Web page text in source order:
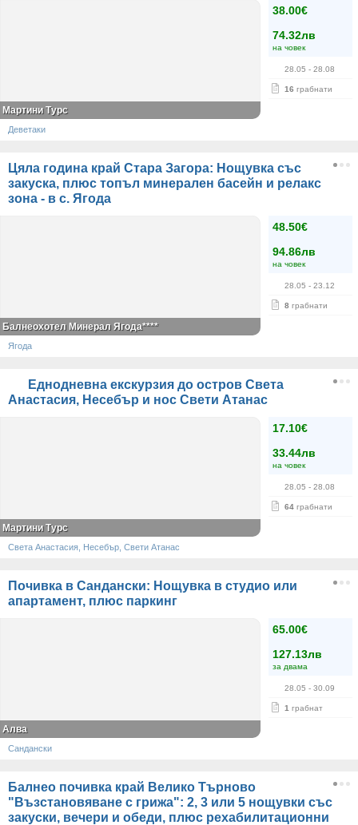
38.00€
74.32лв
на човек
28.05 - 28.08
16 грабнати
Мартини Турс
Деветаки
Цяла година край Стара Загора: Нощувка със
закуска, плюс топъл минерален басейн и релакс
зона - в с. Ягода
48.50€
94.86лв
на човек
28.05 - 23.12
8 грабнати
Балнеохотел Минерал Ягода****
Ягода
Еднодневна екскурзия до остров Света
Анастасия, Несебър и нос Свети Атанас
17.10€
33.44лв
на човек
28.05 - 28.08
64 грабнати
Мартини Турс
Света Анастасия, Несебър, Свети Атанас
Почивка в Сандански: Нощувка в студио или
апартамент, плюс паркинг
65.00€
127.13лв
за двама
28.05 - 30.09
1 грабнат
Алва
Сандански
Балнео почивка край Велико Търново
"Възстановяване с грижа": 2, 3 или 5 нощувки със
закуски, вечери и обеди, плюс рехабилитационни